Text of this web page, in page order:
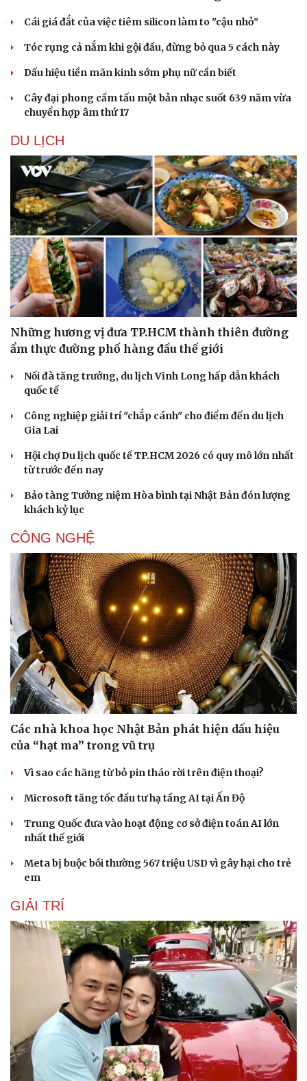
Dinh dưỡng - món ngon
Cây thuốc
Nhi khoa
Nam khoa
Phòng mạch online
Ăn sạch sống khỏe
Blog
Cái giá đắt của việc tiêm silicon làm to "cậu nhỏ"
Tóc rụng cả nắm khi gội đầu, đừng bỏ qua 5 cách này
Dấu hiệu tiền mãn kinh sớm phụ nữ cần biết
Cây đại phong cầm tấu một bản nhạc suốt 639 năm vừa
chuyển hợp âm thứ 17
DU LỊCH
Những hương vị đưa TP.HCM thành thiên đường
ẩm thực đường phố hàng đầu thế giới
Nối đà tăng trưởng, du lịch Vĩnh Long hấp dẫn khách
quốc tế
Công nghiệp giải trí "chắp cánh" cho điểm đến du lịch
Gia Lai
Hội chợ Du lịch quốc tế TP.HCM 2026 có quy mô lớn nhất
từ trước đến nay
Bảo tàng Tưởng niệm Hòa bình tại Nhật Bản đón lượng
khách kỷ lục
CÔNG NGHỆ
Các nhà khoa học Nhật Bản phát hiện dấu hiệu
của “hạt ma” trong vũ trụ
Vì sao các hãng từ bỏ pin tháo rời trên điện thoại?
Microsoft tăng tốc đầu tư hạ tầng AI tại Ấn Độ
Trung Quốc đưa vào hoạt động cơ sở điện toán AI lớn
nhất thế giới
Meta bị buộc bồi thường 567 triệu USD vì gây hại cho trẻ
em
GIẢI TRÍ